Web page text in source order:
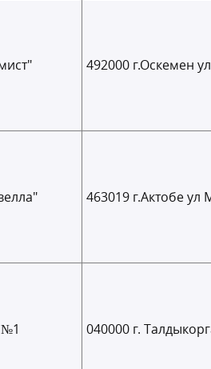
492000 г.Оскемен
463019 г.Актобе ул
040000 г.